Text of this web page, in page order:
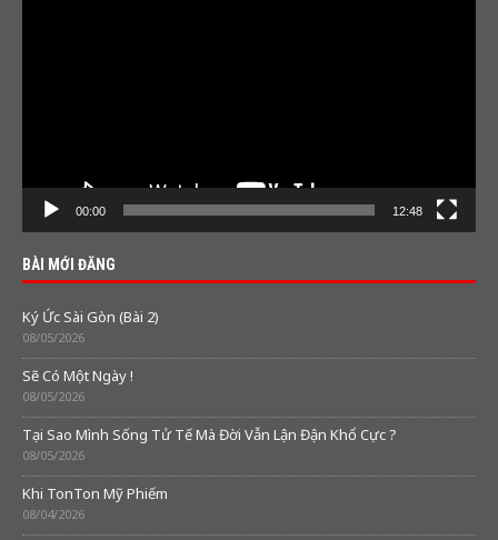
00:00 12:48
BÀI MỚI ĐĂNG
Ký Ức Sài Gòn (Bài 2)
08/05/2026
Sẽ Có Một Ngày !
08/05/2026
Tại Sao Mình Sống Tử Tế Mà Đời Vẫn Lận Đận Khổ Cực ?
08/05/2026
Khi TonTon Mỹ Phiếm
08/04/2026